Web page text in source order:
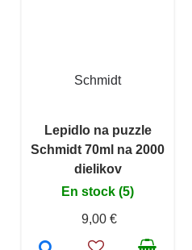
Schmidt
Lepidlo na puzzle
Schmidt 70ml na 2000
dielikov
En stock (5)
9,00 €